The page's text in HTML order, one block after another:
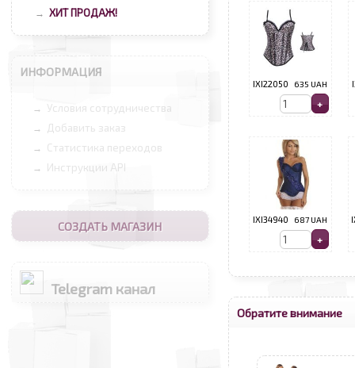
→ ХИТ ПРОДАЖ!
ИНФОРМАЦИЯ
→ Условия сотрудничества
→ Добавить заказ
→ Статистика переходов
→ Инструкции API
СОЗДАТЬ МАГАЗИН
Telegram канал
IXI22050 635 UAH
IXI34940 687 UAH
Обратите внимание